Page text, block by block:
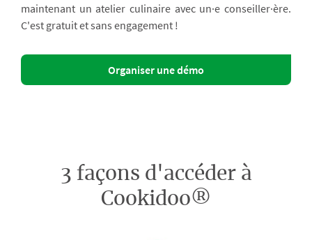
maintenant un atelier culinaire avec un·e conseiller·ère.
C'est gratuit et sans engagement !
Organiser une démo
3 façons d'accéder à
Cookidoo®